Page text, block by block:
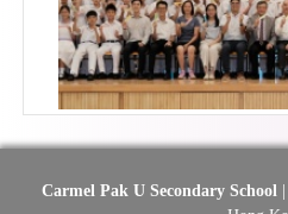
Carmel Pak U Secondary School|